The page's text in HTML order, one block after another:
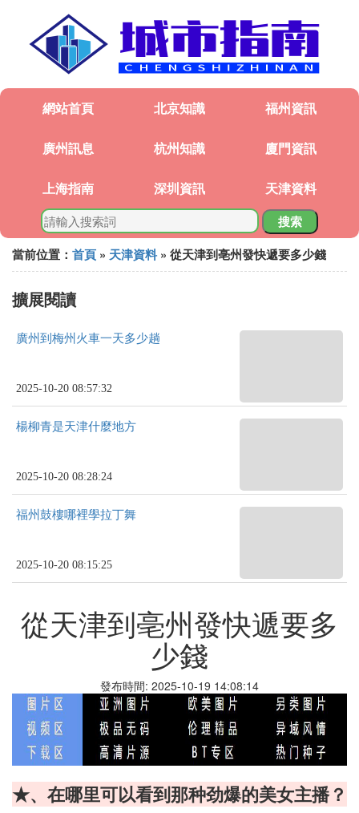
網站首頁 北京知識 福州資訊
廣州訊息 杭州知識 廈門資訊
上海指南 深圳資訊 天津資料
搜索
當前位置： 首頁 » 天津資料 » 從天津到亳州發快遞要多少錢
擴展閱讀
廣州到梅州火車一天多少趟
2025-10-20 08:57:32
楊柳青是天津什麼地方
2025-10-20 08:28:24
福州鼓樓哪裡學拉丁舞
2025-10-20 08:15:25
從天津到亳州發快遞要多
少錢
發布時間: 2025-10-19 14:08:14
★、在哪里可以看到那种劲爆的美女主播？